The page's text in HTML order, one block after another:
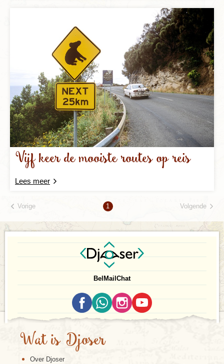
Vijf keer de mooiste routes op reis
Lees meer
Vorige 1 Volgende
Bel Mail Chat
Wat is Djoser
Over Djoser